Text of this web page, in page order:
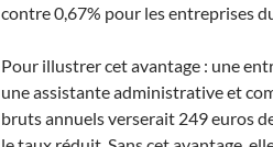
contre 0,67% pour les entreprises
Pour illustrer cet avantage : une
une assistante administrative et
bruts annuels verserait 249 euros